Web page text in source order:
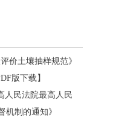
价土壤抽样规范》
版下载】
人民法院最高人民
机制的通知》